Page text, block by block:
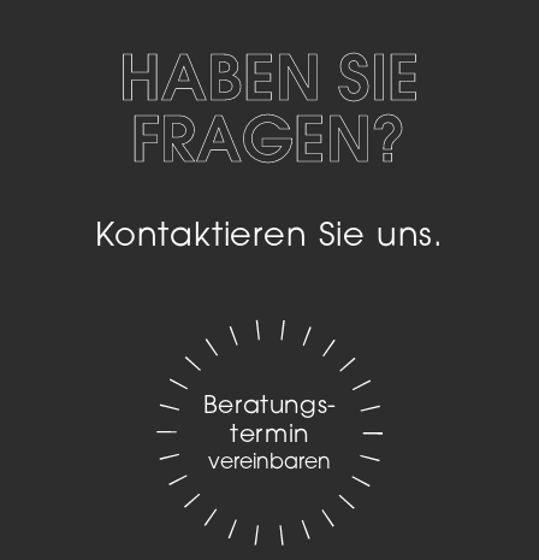
HABEN SIE
FRAGEN?
Kontaktieren Sie uns.
Beratungs­
termin
vereinbaren